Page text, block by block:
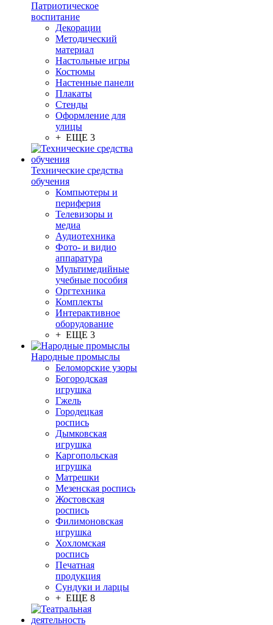
Патриотическое
воспитание
Декорации
Методический
материал
Настольные игры
Костюмы
Настенные панели
Плакаты
Стенды
Оформление для
улицы
+ ЕЩЕ 3
Технические средства
обучения
Компьютеры и
периферия
Телевизоры и
медиа
Аудиотехника
Фото- и видио
аппаратура
Мультимедийные
учебные пособия
Оргтехника
Комплекты
Интерактивное
оборудование
+ ЕЩЕ 3
Народные промыслы
Беломорские узоры
Богородская
игрушка
Гжель
Городецкая
роспись
Дымковская
игрушка
Каргопольская
игрушка
Матрешки
Мезенская роспись
Жостовская
роспись
Филимоновская
игрушка
Хохломская
роспись
Печатная
продукция
Сундуки и ларцы
+ ЕЩЕ 8